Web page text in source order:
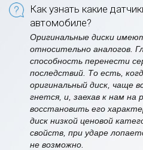
Как узнать какие
автомобиле?
Оригинальные диски
относительно аналогов.
способность перенести
последствий. То есть,
оригинальный диск, чаще
гнется, и, заехав к нам
восстановить его
диск низкой ценовой
свойств, при ударе
не возможно.